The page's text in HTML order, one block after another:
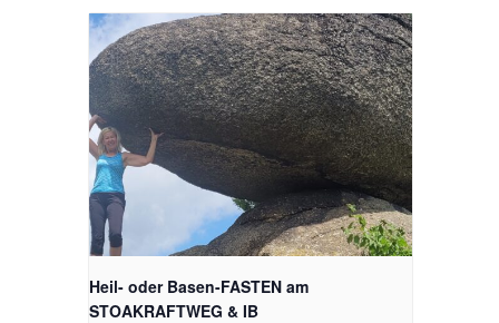
Heil- oder Basen-FASTEN am
STOAKRAFTWEG & IB